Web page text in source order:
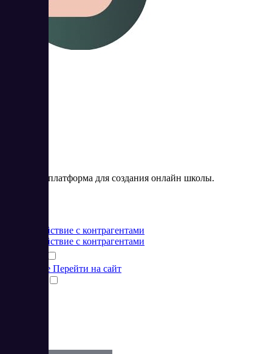
Zenclass – платформа для создания онлайн школы.
Взаимодействие с контрагентами
Взаимодействие с контрагентами
Подробнее Перейти на сайт